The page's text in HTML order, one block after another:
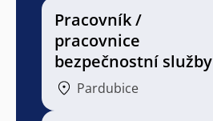
Pracovník /
pracovnice
bezpečnostní služby
Pardubice